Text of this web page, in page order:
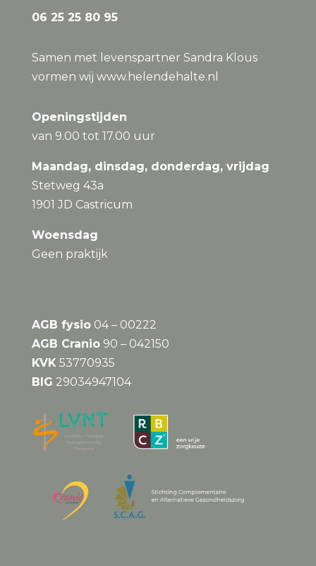
06 25 25 80 95
Samen met levenspartner Sandra Klous
vormen wij www.helendehalte.nl
Openingstijden
van 9.00 tot 17.00 uur
Maandag, dinsdag, donderdag, vrijdag
Stetweg 43a
1901 JD Castricum
Woensdag
Geen praktijk
AGB fysio04 – 00222
AGB Cranio90 – 042150
KVK53770935
BIG 29034947104